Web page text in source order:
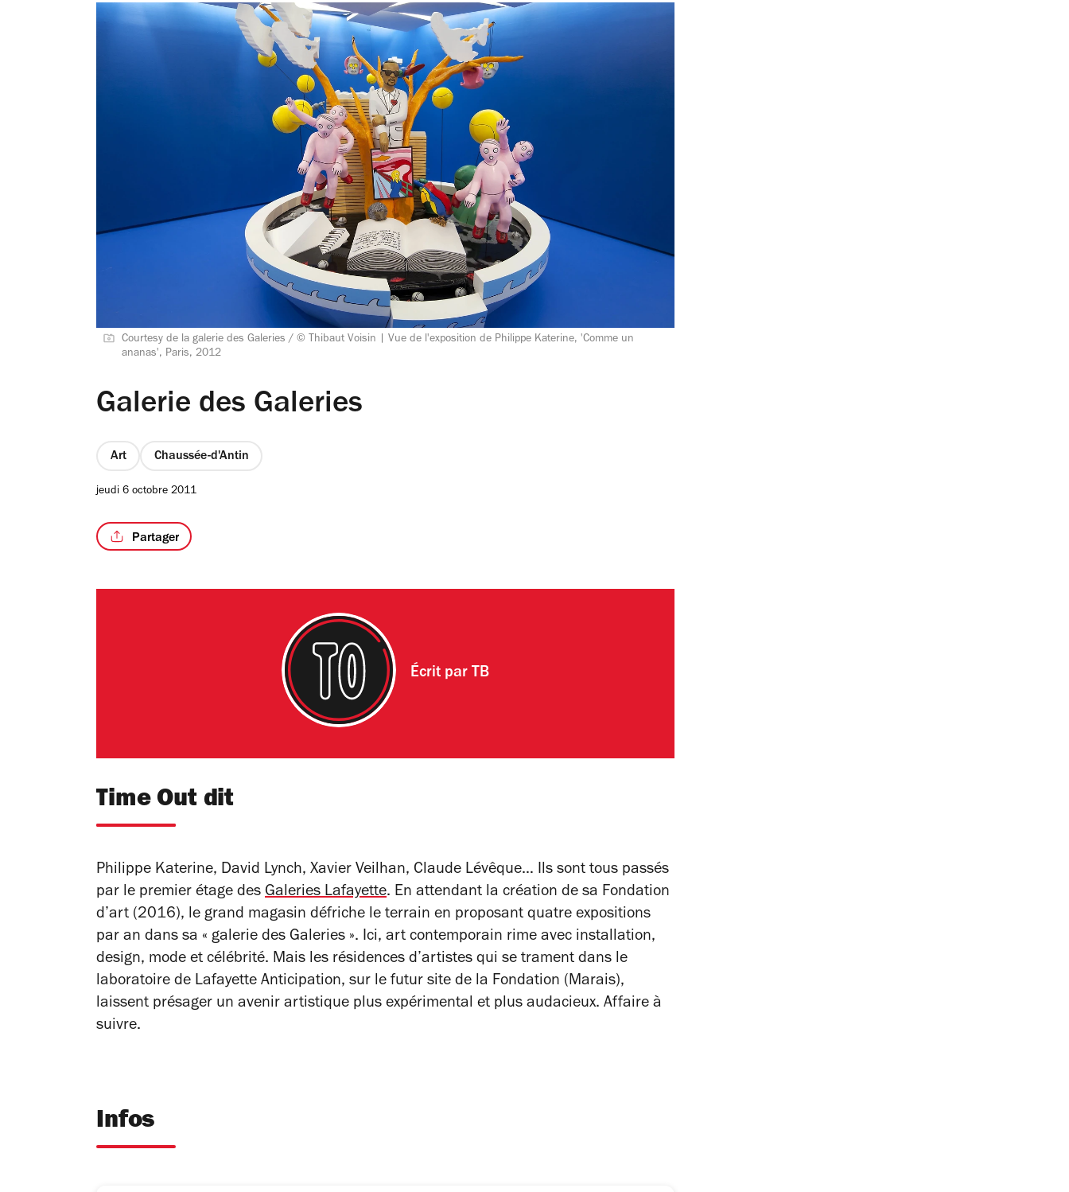
Courtesy de la galerie des Galeries / © Thibaut Voisin | Vue de l'exposition de Philippe Katerine, 'Comme un
ananas', Paris, 2012
Galerie des Galeries
Art Chaussée-d'Antin
jeudi 6 octobre 2011
Partager
Écrit par TB
Time Out dit
Philippe Katerine, David Lynch, Xavier Veilhan, Claude Lévêque… Ils sont tous passés
par le premier étage des Galeries Lafayette. En attendant la création de sa Fondation
d’art (2016), le grand magasin défriche le terrain en proposant quatre expositions
par an dans sa « galerie des Galeries ». Ici, art contemporain rime avec installation,
design, mode et célébrité. Mais les résidences d’artistes qui se trament dans le
laboratoire de Lafayette Anticipation, sur le futur site de la Fondation (Marais),
laissent présager un avenir artistique plus expérimental et plus audacieux. Affaire à
suivre.
Infos